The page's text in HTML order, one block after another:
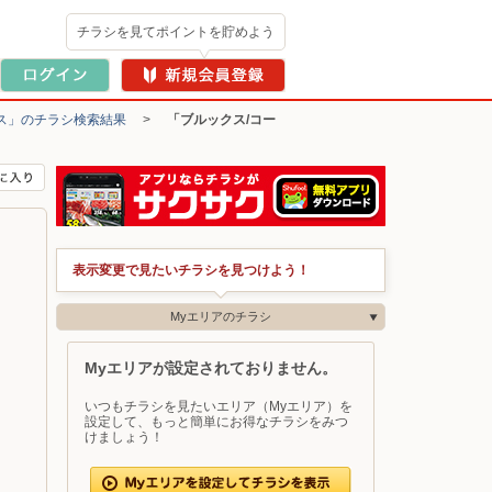
チラシを見てポイントを貯めよう
」のチラシ検索結果 > 「ブルックス/コー
表示変更で見たいチラシを見つけよう！
Myエリアのチラシ
Myエリアが設定されておりません。
いつもチラシを見たいエリア（Myエリア）を
設定して、もっと簡単にお得なチラシをみつ
けましょう！